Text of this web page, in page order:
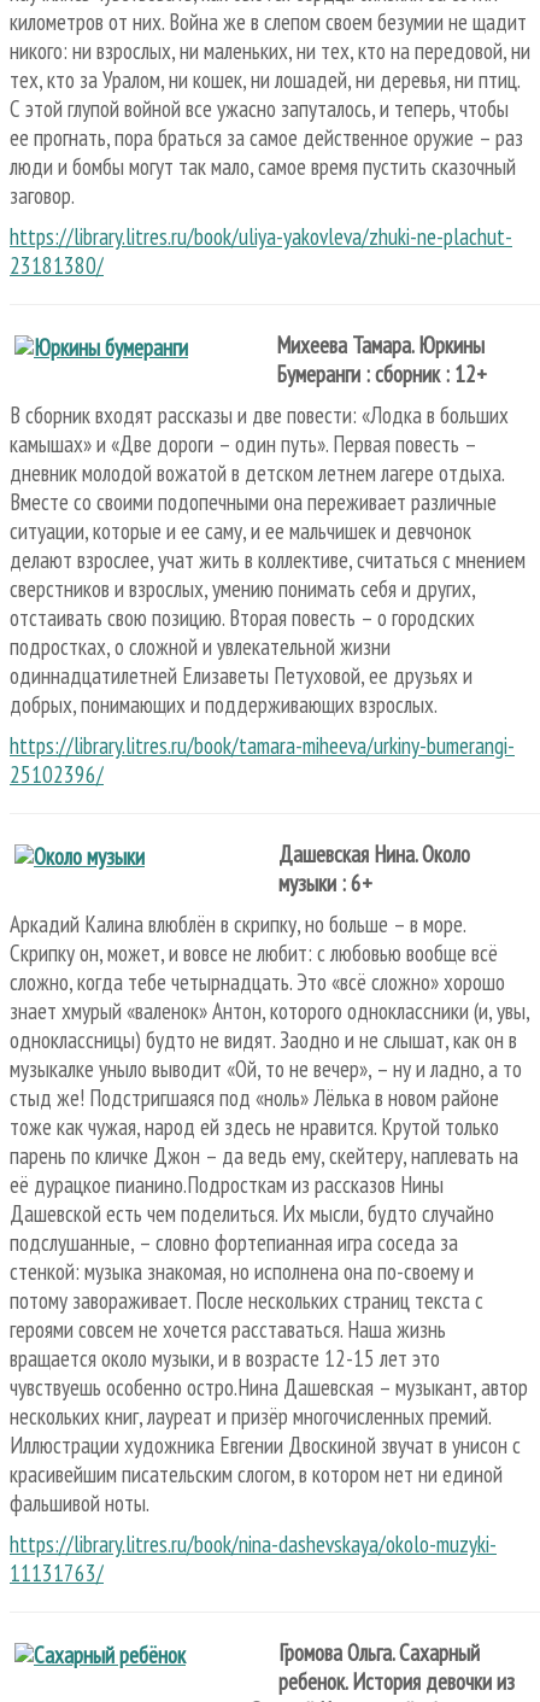
километров от них. Война же в слепом своем безумии не щадит
никого: ни взрослых, ни маленьких, ни тех, кто на передовой, ни
тех, кто за Уралом, ни кошек, ни лошадей, ни деревья, ни птиц.
С этой глупой войной все ужасно запуталось, и теперь, чтобы
ее прогнать, пора браться за самое действенное оружие – раз
люди и бомбы могут так мало, самое время пустить сказочный
заговор.
https://library.litres.ru/book/uliya-yakovleva/zhuki-ne-plachut-
23181380/
Михеева Тамара. Юркины
Бумеранги : сборник : 12+
В сборник входят рассказы и две повести: «Лодка в больших
камышах» и «Две дороги – один путь». Первая повесть –
дневник молодой вожатой в детском летнем лагере отдыха.
Вместе со своими подопечными она переживает различные
ситуации, которые и ее саму, и ее мальчишек и девчонок
делают взрослее, учат жить в коллективе, считаться с мнением
сверстников и взрослых, умению понимать себя и других,
отстаивать свою позицию. Вторая повесть – о городских
подростках, о сложной и увлекательной жизни
одиннадцатилетней Елизаветы Петуховой, ее друзьях и
добрых, понимающих и поддерживающих взрослых.
https://library.litres.ru/book/tamara-miheeva/urkiny-bumerangi-
25102396/
Дашевская Нина. Около
музыки : 6+
Аркадий Калина влюблён в скрипку, но больше – в море.
Скрипку он, может, и вовсе не любит: с любовью вообще всё
сложно, когда тебе четырнадцать. Это «всё сложно» хорошо
знает хмурый «валенок» Антон, которого одноклассники (и, увы,
одноклассницы) будто не видят. Заодно и не слышат, как он в
музыкалке уныло выводит «Ой, то не вечер», – ну и ладно, а то
стыд же! Подстригшаяся под «ноль» Лёлька в новом районе
тоже как чужая, народ ей здесь не нравится. Крутой только
парень по кличке Джон – да ведь ему, скейтеру, наплевать на
её дурацкое пианино.Подросткам из рассказов Нины
Дашевской есть чем поделиться. Их мысли, будто случайно
подслушанные, – словно фортепианная игра соседа за
стенкой: музыка знакомая, но исполнена она по-своему и
потому завораживает. После нескольких страниц текста с
героями совсем не хочется расставаться. Наша жизнь
вращается около музыки, и в возрасте 12-15 лет это
чувствуешь особенно остро.Нина Дашевская – музыкант, автор
нескольких книг, лауреат и призёр многочисленных премий.
Иллюстрации художника Евгении Двоскиной звучат в унисон с
красивейшим писательским слогом, в котором нет ни единой
фальшивой ноты.
https://library.litres.ru/book/nina-dashevskaya/okolo-muzyki-
11131763/
Громова Ольга. Сахарный
ребенок. История девочки из